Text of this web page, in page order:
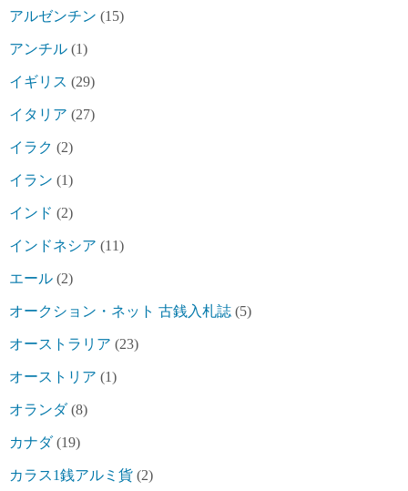
アルゼンチン (15)
アンチル (1)
イギリス (29)
イタリア (27)
イラク (2)
イラン (1)
インド (2)
インドネシア (11)
エール (2)
オークション・ネット 古銭入札誌 (5)
オーストラリア (23)
オーストリア (1)
オランダ(8)
カナダ(19)
カラス1銭アルミ貨 (2)